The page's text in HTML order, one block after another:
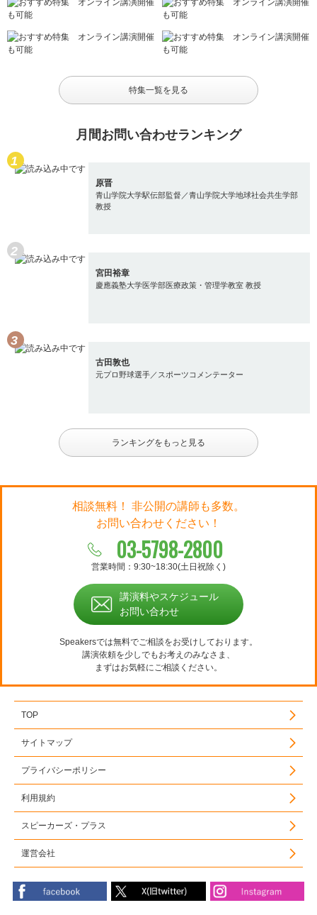
特集一覧を見る
月間お問い合わせランキング
原晋
青山学院大学駅伝部監督／青山学院大学地球社会共生学部
教授
宮田裕章
慶應義塾大学医学部医療政策・管理学教室 教授
古田敦也
元プロ野球選手／スポーツコメンテーター
ランキングをもっと見る
相談無料！ 非公開の講師も多数。
お問い合わせください！
03-5798-2800
営業時間：9:30~18:30(土日祝除く)
講演料やスケジュール
お問い合わせ
Speakersでは無料でご相談をお受けしております。
講演依頼を少しでもお考えのみなさま、
まずはお気軽にご相談ください。
TOP
サイトマップ
プライバシーポリシー
利用規約
スピーカーズ・プラス
運営会社